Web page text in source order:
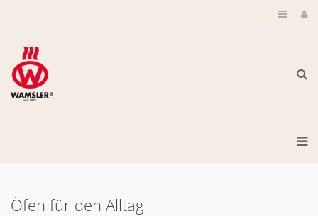
Öfen für den Alltag